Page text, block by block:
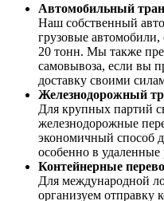
Автомобильный
Наш собственный
грузовые автомобили,
20 тонн. Мы также
самовывоза, если вы
доставку своими
Железнодорожный
Для крупных партий
железнодорожные
экономичный способ
особенно в
Контейнерные
Для международной
организуем отправку